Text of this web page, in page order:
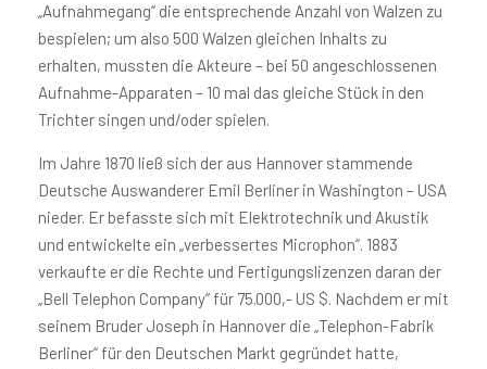
„Aufnahmegang“ die entsprechende Anzahl von Walzen zu
bespielen; um also 500 Walzen gleichen Inhalts zu
erhalten, mussten die Akteure – bei 50 angeschlossenen
Aufnahme-Apparaten – 10 mal das gleiche Stück in den
Trichter singen und/oder spielen.
Im Jahre 1870 ließ sich der aus Hannover stammende
Deutsche Auswanderer Emil Berliner in Washington – USA
nieder. Er befasste sich mit Elektrotechnik und Akustik
und entwickelte ein „verbessertes Microphon“. 1883
verkaufte er die Rechte und Fertigungslizenzen daran der
„Bell Telephon Company“ für 75.000,- US $. Nachdem er mit
seinem Bruder Joseph in Hannover die „Telephon-Fabrik
Berliner“ für den Deutschen Markt gegründet hatte,